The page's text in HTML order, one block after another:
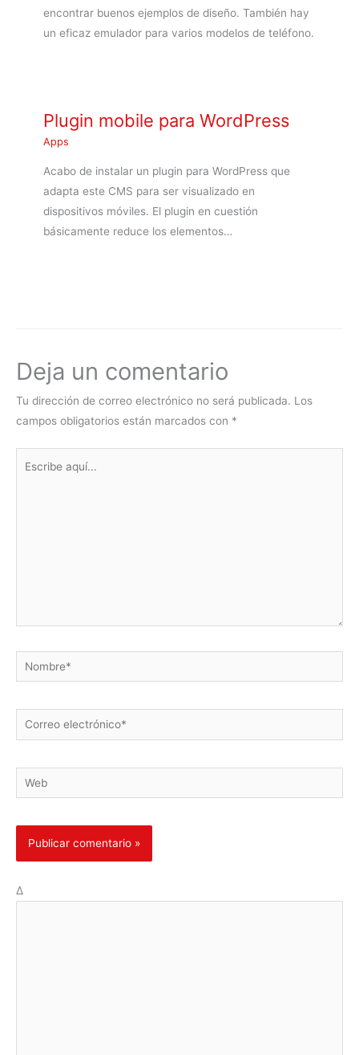
encontrar buenos ejemplos de diseño. También hay
un eficaz emulador para varios modelos de teléfono.
Plugin mobile para WordPress
Apps
Acabo de instalar un plugin para WordPress que
adapta este CMS para ser visualizado en
dispositivos móviles. El plugin en cuestión
básicamente reduce los elementos…
Deja un comentario
Tu dirección de correo electrónico no será publicada. Los
campos obligatorios están marcados con *
Nombre*
Correo
electrónico*
Web
Δ